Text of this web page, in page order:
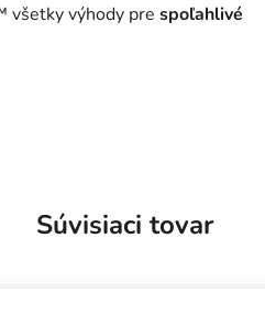
všetky výhody pre spoľahlivé
Súvisiaci tovar